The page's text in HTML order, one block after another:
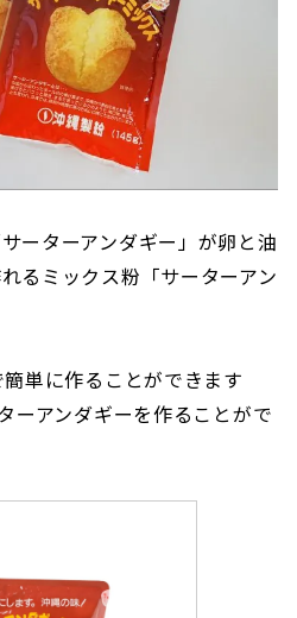
ーターアンダギー」が卵と油
るミックス粉「サーターアン
単に作ることができます
ーアンダギーを作ることがで